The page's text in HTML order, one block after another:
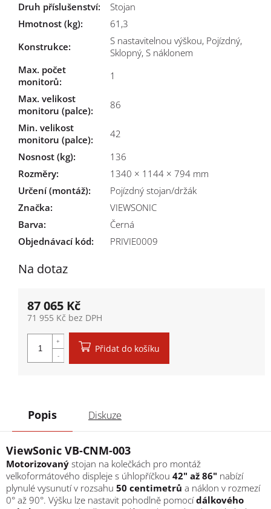
Na dotaz
Druh příslušenství:
Stojan
Hmotnost (kg):
61,3
Konstrukce:
S nastavitelnou výškou, Pojízdný,
Sklopný, S náklonem
Max. počet
monitorů:
1
Max. velikost
monitoru (palce):
86
Min. velikost
monitoru (palce):
42
Nosnost (kg):
136
Rozměry:
1340 × 1144 × 794 mm
Určení (montáž):
Pojízdný stojan/držák
Značka:
VIEWSONIC
Barva:
Černá
Objednávací kód:
PRIVIE0009
87 065 Kč
71 955 Kč bez DPH
Přidat do košíku
Popis Diskuze
ViewSonic VB-CNM-003
Motorizovaný stojan na kolečkách pro montáž
velkoformátového displeje s úhlopříčkou 42" až 86" nabízí
plynulé vysunutí v rozsahu 50 centimetrů a náklon v rozmezí
0° až 90°. Výšku lze nastavit pohodlně pomocídálkového